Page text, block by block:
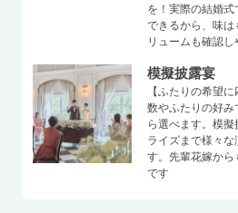
を！実際の結婚
できるから、味
リュームも確認し
模擬披露宴
【ふたりの希望
数やふたりの好
ら選べます。模
ライズまで様々な
す。先輩花嫁か
です